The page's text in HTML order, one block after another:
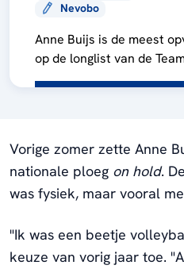
Nevobo
Anne Buijs is de meest
op de longlist van de
Vorige zomer zette Anne
nationale ploeg on hold.
was fysiek, maar vooral
"Ik was een beetje
keuze van vorig jaar toe.